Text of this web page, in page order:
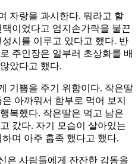
자랑을 과시한다. 뭐라고 할
이었다고 엄지손가락을 불끈
시를 이루고 있다고 했다. 반
주인장은 일부러 초상화를 배
았다고 했다.
기쁨을 주기 위함이다. 작은딸
아까워서 함부로 먹어 보지
복했다. 작은딸은 먹고 남은
갔다. 자기 모습이 살아있는
며 아주 흡족 했다고 했다.
은 사람들에게 잔잔한 감동을